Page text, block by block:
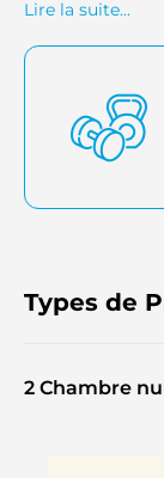
intelligente
touche de luxe.
des
verdoyantes
marbre, un
garantissent un
Lire la suite...
Types de
2 Chambre